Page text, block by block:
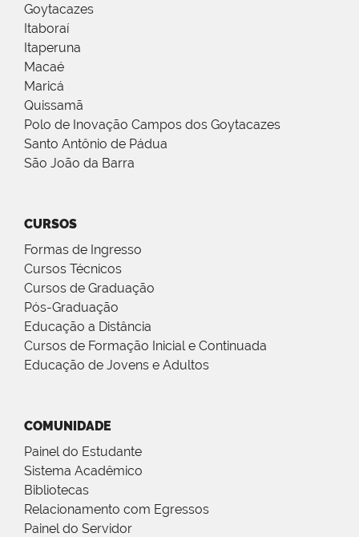
Goytacazes
Itaboraí
Itaperuna
Macaé
Maricá
Quissamã
Polo de Inovação Campos dos Goytacazes
Santo Antônio de Pádua
São João da Barra
CURSOS
Formas de Ingresso
Cursos Técnicos
Cursos de Graduação
Pós-Graduação
Educação a Distância
Cursos de Formação Inicial e Continuada
Educação de Jovens e Adultos
COMUNIDADE
Painel do Estudante
Sistema Acadêmico
Bibliotecas
Relacionamento com Egressos
Painel do Servidor